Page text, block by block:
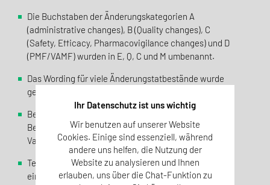
Die Buchstaben der Änderungskategorien A
(administrative changes), B (Quality changes), C
(Safety, Efficacy, Pharmacovigilance changes) und D
(PMF/VAMF) wurden in E, Q, C und M umbenannt.
Das Wording für viele Änderungstatbestände wurde
geändert.
Bei einigen Änderungstatbeständen wurden die
Bedingungen für eine Klassifizierung als Typ IA
Variation geändert.
Teilweise wurden die Anforderungen an die
einzureichende Dokumentation angepasst.
Ihr Datenschutz ist uns wichtig
Wir benutzen auf unserer Website
Cookies. Einige sind essenziell, während
andere uns helfen, die Nutzung der
Website zu analysieren und Ihnen
erlauben, uns über die Chat-Funktion zu